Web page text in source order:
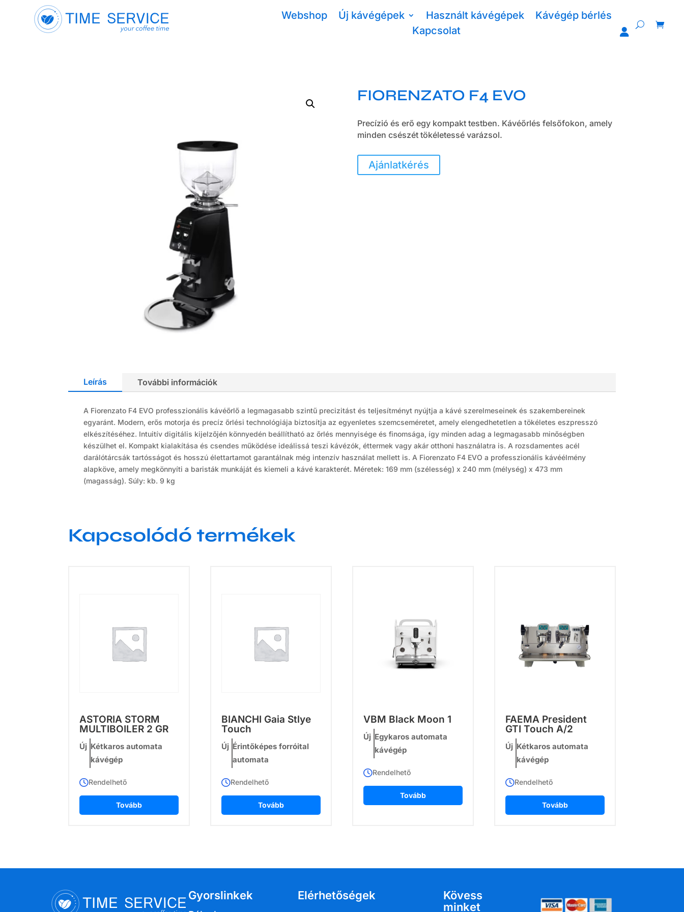
Webshop Új kávégépek Használt kávégépek
Kávégép bérlés
Kapcsolat
FIORENZATO F4 EVO
Precízió és erő egy kompakt testben. Kávéőrlés felsőfokon, amely
minden csészét tökéletessé varázsol.
Ajánlatkérés
Leírás További információk
A Fiorenzato F4 EVO professzionális kávéőrlő a legmagasabb szintű precizitást és teljesítményt nyújtja a kávé szerelmeseinek és szakembereinek
egyaránt. Modern, erős motorja és precíz őrlési technológiája biztosítja az egyenletes szemcseméretet, amely elengedhetetlen a tökéletes eszpresszó
elkészítéséhez. Intuitív digitális kijelzőjén könnyedén beállítható az őrlés mennyisége és finomsága, így minden adag a legmagasabb minőségben
készülhet el. Kompakt kialakítása és csendes működése ideálissá teszi kávézók, éttermek vagy akár otthoni használatra is. A rozsdamentes acél
darálótárcsák tartósságot és hosszú élettartamot garantálnak még intenzív használat mellett is. A Fiorenzato F4 EVO a professzionális kávéélmény
alapköve, amely megkönnyíti a baristák munkáját és kiemeli a kávé karakterét. Méretek: 169 mm (szélesség) x 240 mm (mélység) x 473 mm
(magasság). Súly: kb. 9 kg
Kapcsolódó termékek
ASTORIA STORM
MULTIBOILER 2 GR
Új Kétkaros automata
kávégép
Tovább
Rendelhető
BIANCHI Gaia Stlye
Touch
Új Érintőképes forróital
automata
Tovább
Rendelhető
VBM Black Moon 1
Új Egykaros automata
kávégép
Tovább
Rendelhető
FAEMA President
GTI Touch A/2
Új Kétkaros automata
kávégép
Tovább
Rendelhető
Gyorslinkek Elérhetőségek
Kövess
minket